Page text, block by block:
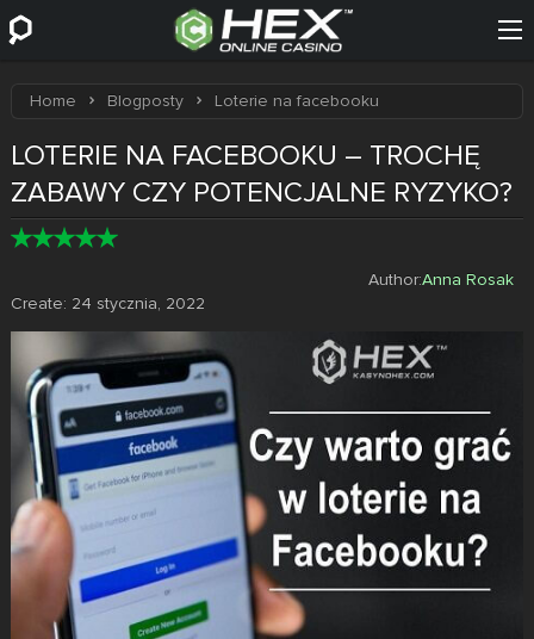
Home Blogposty Loterie na facebooku
LOTERIE NA FACEBOOKU – TROCHĘ
ZABAWY CZY POTENCJALNE RYZYKO?
Author:Anna Rosak
Create: 24 stycznia, 2022